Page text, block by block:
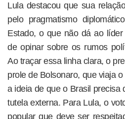
Lula destacou que sua
pelo pragmatismo
Estado, o que não dá ao
de opinar sobre os rumos
Ao traçar essa linha clara, o
prole de Bolsonaro, que viaja
a ideia de que o Brasil precisa
tutela externa. Para Lula, o
popular que deve ser